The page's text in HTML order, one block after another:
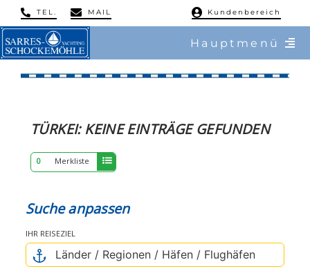
Skip
to
content
TEL. MAIL Kundenbereich
Hauptmenü
/ Charter
/ Flottillen
/ Mitsegeln
TÜRKEI: KEINEEINTRÄGE GEFUNDEN
0 Merkliste
Suche anpassen
IHR REISEZIEL